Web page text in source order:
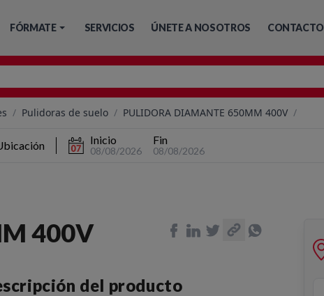
FÓRMATE SERVICIOS ÚNETE A NOSOTROS CONTACTO
/ Pulidoras de suelo / PULIDORA DIAMANTE 650MM 400V /
Inicio
08/08/2026
Fin
08/08/2026
400V
del producto